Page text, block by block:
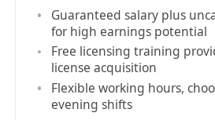
Guaranteed salary plus
for high earnings potential
Free licensing training
license acquisition
Flexible working hours,
evening shifts